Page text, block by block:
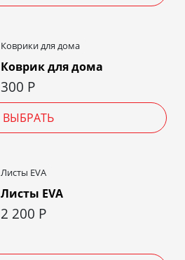
Коврики для дома
Коврик для дома
300 Р
ВЫБРАТЬ
Листы EVA
Листы EVA
2 200 Р